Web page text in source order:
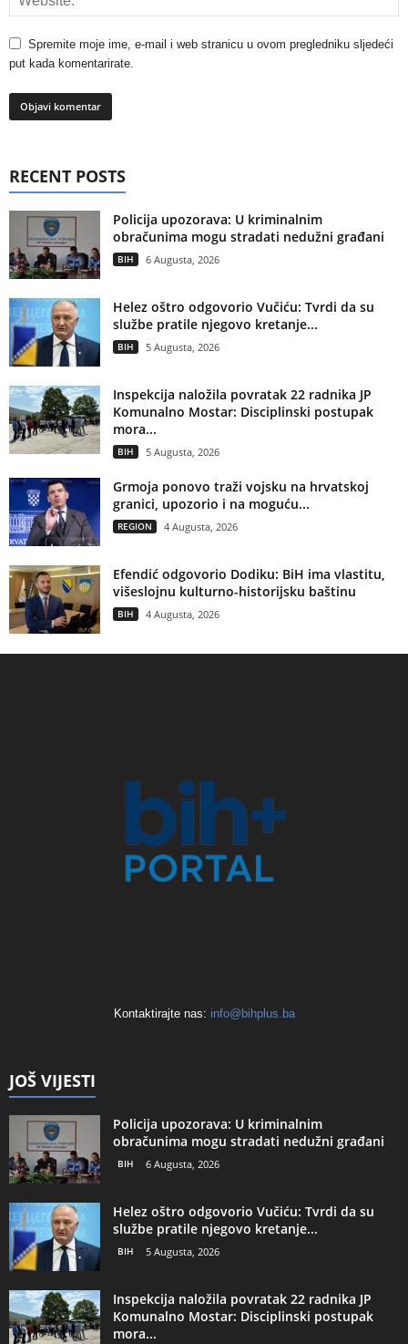
Spremite moje ime, e-mail i web stranicu u ovom pregledniku sljedeći
put kada komentarirate.
RECENT POSTS
Policija upozorava: U kriminalnim
obračunima mogu stradati nedužni građani
BIH 6 Augusta, 2026
Helez oštro odgovorio Vučiću: Tvrdi da su
službe pratile njegovo kretanje...
BIH 5 Augusta, 2026
Inspekcija naložila povratak 22 radnika JP
Komunalno Mostar: Disciplinski postupak
mora...
BIH 5 Augusta, 2026
Grmoja ponovo traži vojsku na hrvatskoj
granici, upozorio i na moguću...
REGION 4 Augusta, 2026
Efendić odgovorio Dodiku: BiH ima vlastitu,
višeslojnu kulturno-historijsku baštinu
BIH 4 Augusta, 2026
Kontaktirajte nas: info@bihplus.ba
JOŠ VIJESTI
Policija upozorava: U kriminalnim
obračunima mogu stradati nedužni građani
BIH 6 Augusta, 2026
Helez oštro odgovorio Vučiću: Tvrdi da su
službe pratile njegovo kretanje...
BIH 5 Augusta, 2026
Inspekcija naložila povratak 22 radnika JP
Komunalno Mostar: Disciplinski postupak
mora...